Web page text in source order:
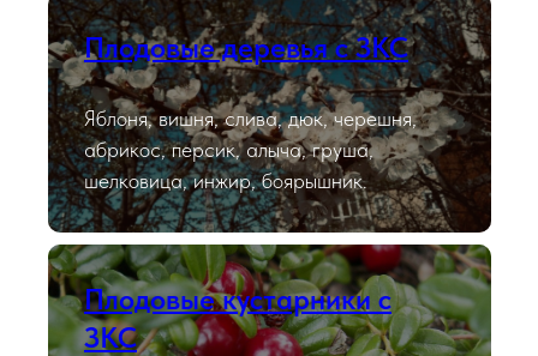
Плодовые деревья с ЗКС
Яблоня, вишня, слива, дюк, черешня,
абрикос, персик, алыча, груша,
шелковица, инжир, боярышник.
Плодовые кустарники с
ЗКС